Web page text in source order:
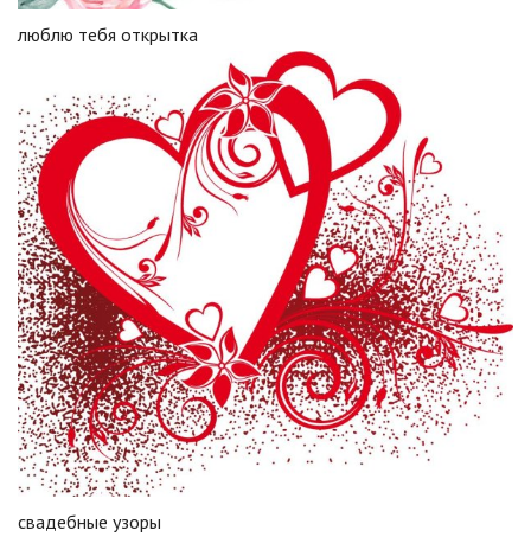
люблю тебя открытка
свадебные узоры